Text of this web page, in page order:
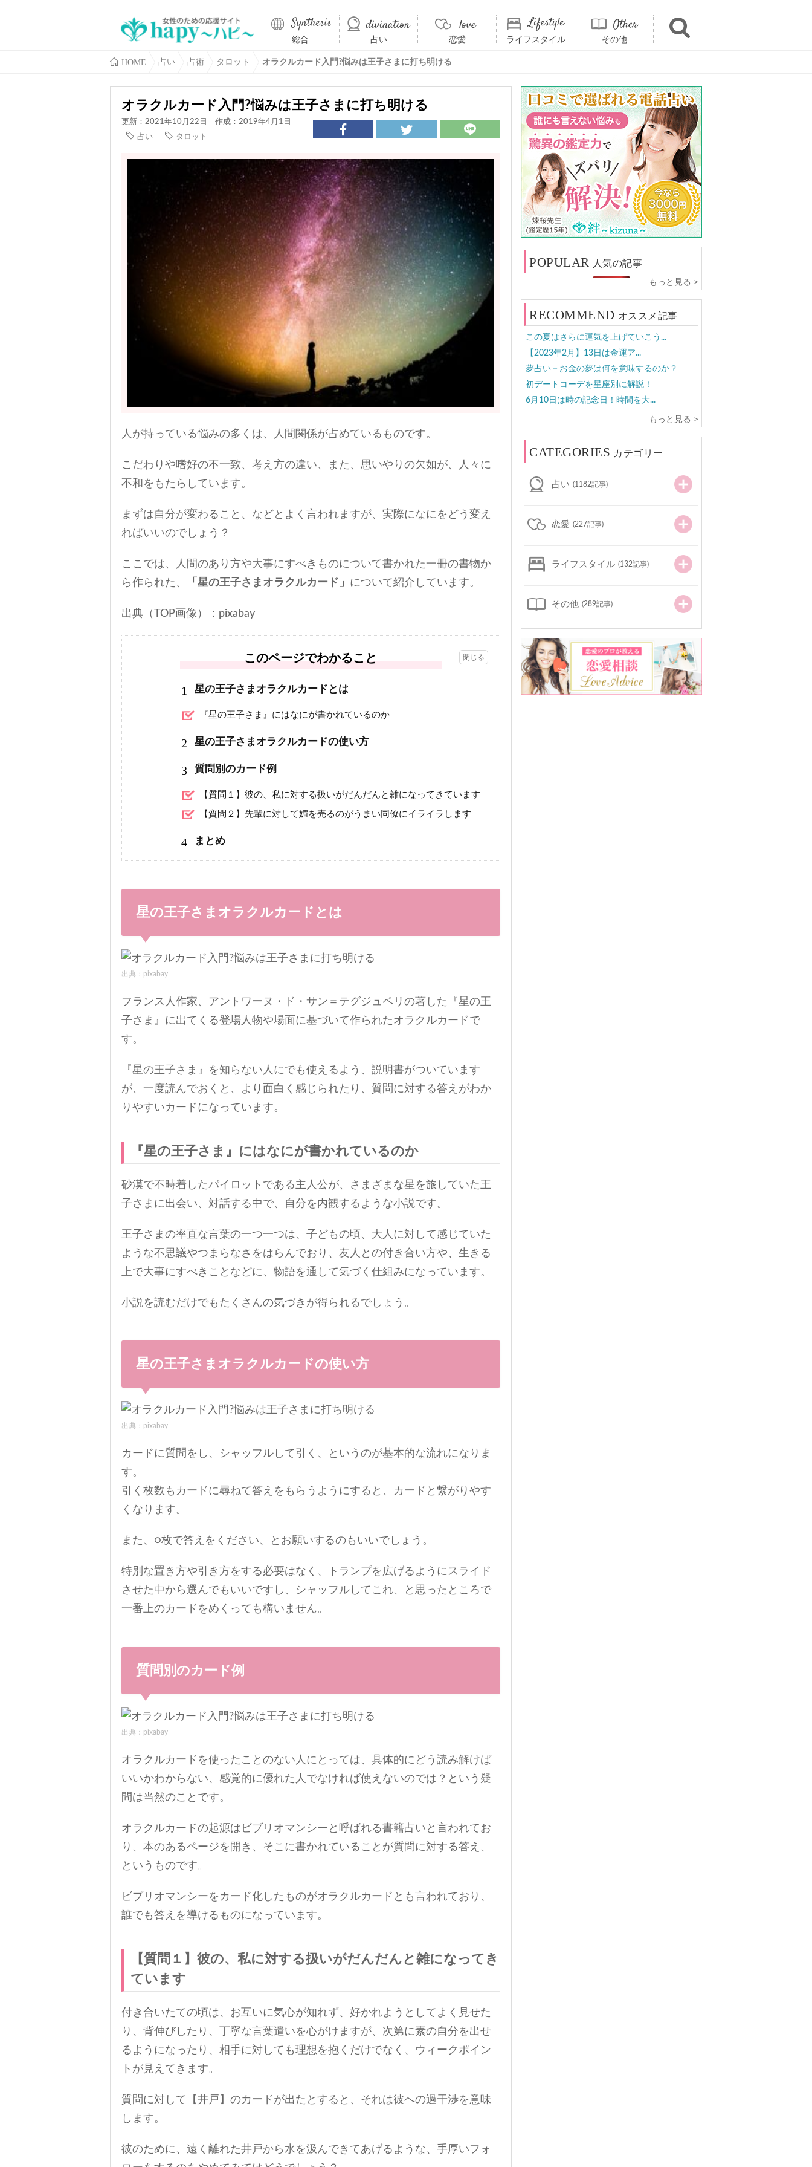
総合 占い 恋愛 ライフスタイル その他
HOME 占い 占術 タロット オラクルカード入門?悩みは王子さまに打ち明ける
オラクルカード入門?悩みは王子さまに打ち明ける
更新：2021年10月22日
作成：2019年4月1日
占い
タロット
人が持っている悩みの多くは、人間関係が占めているものです。
こだわりや嗜好の不一致、考え方の違い、また、思いやりの欠如が、人々に
不和をもたらしています。
まずは自分が変わること、などとよく言われますが、実際になにをどう変え
ればいいのでしょう？
ここでは、人間のあり方や大事にすべきものについて書かれた一冊の書物か
ら作られた、
「星の王子さまオラクルカード」 について紹介しています。
出典（TOP画像）：pixabay
このページでわかること
1 星の王子さまオラクルカードとは
『星の王子さま』にはなにが書かれているのか
2 星の王子さまオラクルカードの使い方
3 質問別のカード例
【質問１】彼の、私に対する扱いがだんだんと雑になってきています
【質問２】先輩に対して媚を売るのがうまい同僚にイライラします
4 まとめ
星の王子さまオラクルカードとは
出典：pixabay
フランス人作家、アントワーヌ・ド・サン＝テグジュペリの著した『星の王
子さま』に出てくる登場人物や場面に基づいて作られたオラクルカードで
す。
『星の王子さま』を知らない人にでも使えるよう、説明書がついています
が、一度読んでおくと、より面白く感じられたり、質問に対する答えがわか
りやすいカードになっています。
『星の王子さま』にはなにが書かれているのか
砂漠で不時着したパイロットである主人公が、さまざまな星を旅していた王
子さまに出会い、対話する中で、自分を内観するような小説です。
王子さまの率直な言葉の一つ一つは、子どもの頃、大人に対して感じていた
ような不思議やつまらなさをはらんでおり、友人との付き合い方や、生きる
上で大事にすべきことなどに、物語を通して気づく仕組みになっています。
小説を読むだけでもたくさんの気づきが得られるでしょう。
星の王子さまオラクルカードの使い方
出典：pixabay
カードに質問をし、シャッフルして引く、というのが基本的な流れになりま
す。
引く枚数もカードに尋ねて答えをもらうようにすると、カードと繋がりやす
くなります。
また、○枚で答えをください、とお願いするのもいいでしょう。
特別な置き方や引き方をする必要はなく、トランプを広げるようにスライド
させた中から選んでもいいですし、シャッフルしてこれ、と思ったところで
一番上のカードをめくっても構いません。
質問別のカード例
出典：pixabay
オラクルカードを使ったことのない人にとっては、具体的にどう読み解けば
いいかわからない、感覚的に優れた人でなければ使えないのでは？という疑
問は当然のことです。
オラクルカードの起源はビブリオマンシーと呼ばれる書籍占いと言われてお
り、本のあるページを開き、そこに書かれていることが質問に対する答え、
というものです。
ビブリオマンシーをカード化したものがオラクルカードとも言われており、
誰でも答えを導けるものになっています。
【質問１】彼の、私に対する扱いがだんだんと雑になってき
ています
付き合いたての頃は、お互いに気心が知れず、好かれようとしてよく見せた
り、背伸びしたり、丁寧な言葉遣いを心がけますが、次第に素の自分を出せ
るようになったり、相手に対しても理想を抱くだけでなく、ウィークポイン
トが見えてきます。
質問に対して【井戸】のカードが出たとすると、それは彼への過干渉を意味
します。
彼のために、遠く離れた井戸から水を汲んできてあげるような、手厚いフォ
POPULAR 人気の記事
もっと見る >
RECOMMEND オススメ記事
この夏はさらに運気を上げていこう...
【2023年2月】13日は金運ア...
夢占い－お金の夢は何を意味するのか？
初デートコーデを星座別に解説！
6月10日は時の記念日！時間を大...
もっと見る >
CATEGORIES カテゴリー
占い (1182記事)
恋愛 (227記事)
ライフスタイル (132記事)
その他 (289記事)